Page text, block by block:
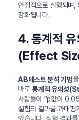
안정적으로 실행되며,
강화됩니다.
4. 통계적
(Effect
AB테스트 분석 기법
바로통계적 유의
사람들이 “p값이
실험의 결과를 과대평